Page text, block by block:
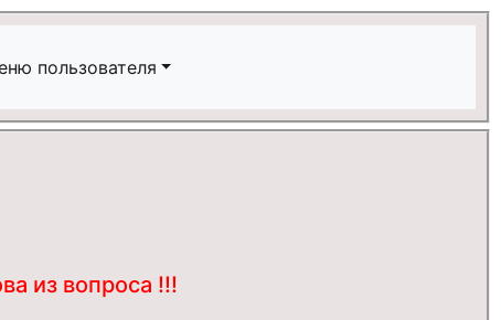
пользователя
из вопроса !!!